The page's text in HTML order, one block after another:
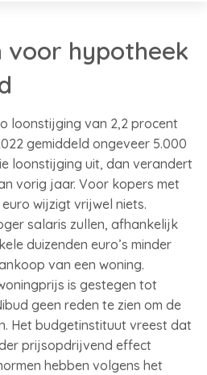
voor hypotheek
loonstijging van 2,2 procent
gemiddeld ongeveer 5.000
loonstijging uit, dan verandert
vorig jaar. Voor kopers met
wijzigt vrijwel niets.
salaris zullen, afhankelijk
duizenden euro’s minder
van een woning.
is gestegen tot
geen reden te zien om de
Het budgetinstituut vreest dat
prijsopdrijvend effect
hebben volgens het